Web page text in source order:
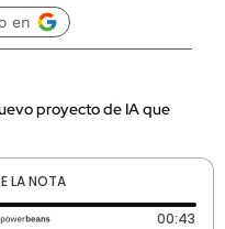
en
proyecto de IA que
LA NOTA
0 segundos 00:43